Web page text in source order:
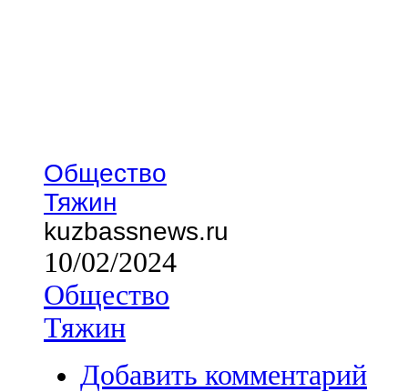
Общество
Тяжин
kuzbassnews.ru
10/02/2024
Общество
Тяжин
Добавить комментарий